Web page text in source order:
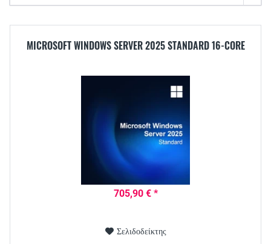
MICROSOFT WINDOWS SERVER 2025 STANDARD 16-CORE
705,90 € *
Σελιδοδείκτης